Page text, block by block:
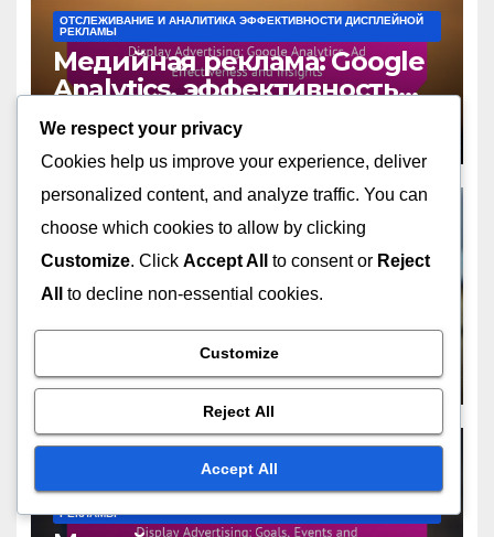
ОТСЛЕЖИВАНИЕ И АНАЛИТИКА ЭФФЕКТИВНОСТИ ДИСПЛЕЙНОЙ
РЕКЛАМЫ
Медийная реклама: Google
Analytics, эффективность
рекламы и аналитика
DEC 4, 2025 KATYA VOLKOV
ОТСЛЕЖИВАНИЕ И АНАЛИТИКА ЭФФЕКТИВНОСТИ ДИСПЛЕЙНОЙ
Медийная реклама:
показатели
кликабельности, метрики
конверсии и анализ
РЕКЛАМЫ
We respect your privacy
Cookies help us improve your experience, deliver
personalized content, and analyze traffic. You can
choose which cookies to allow by clicking
Customize. Click Accept All to consent or Reject
All
to decline non-essential cookies.
Customize
Reject All
Accept All